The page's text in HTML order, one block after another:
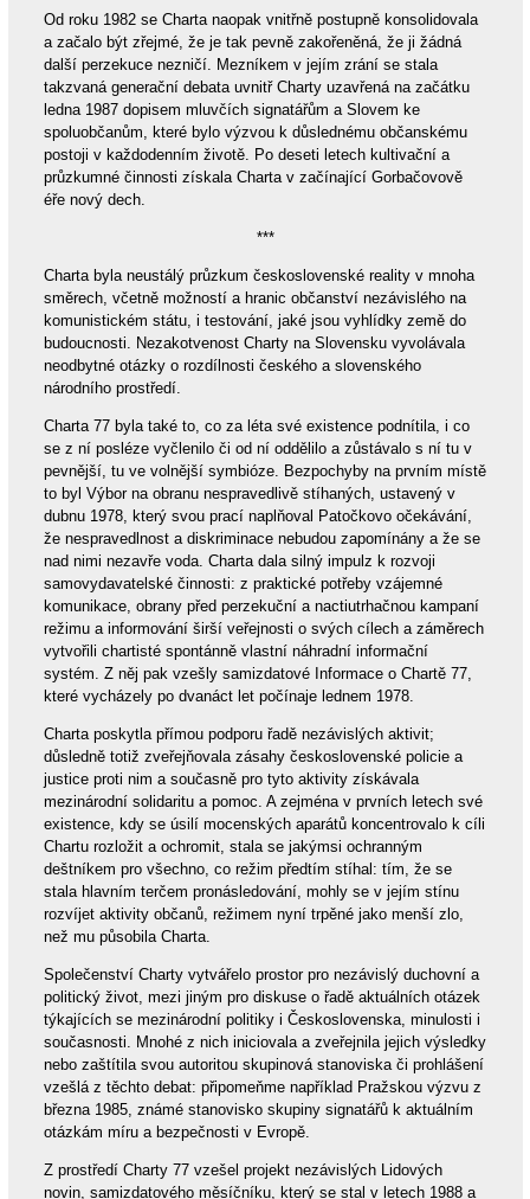
Od roku 1982 se Charta naopak vnitřně postupně konsolidovala
a začalo být zřejmé, že je tak pevně zakořeněná, že ji žádná
další perzekuce nezničí. Mezníkem v jejím zrání se stala
takzvaná generační debata uvnitř Charty uzavřená na začátku
ledna 1987 dopisem mluvčích signatářům a Slovem ke
spoluobčanům, které bylo výzvou k důslednému občanskému
postoji v každodenním životě. Po deseti letech kultivační a
průzkumné činnosti získala Charta v začínající Gorbačovově
éře nový dech.
***
Charta byla neustálý průzkum československé reality v mnoha
směrech, včetně možností a hranic občanství nezávislého na
komunistickém státu, i testování, jaké jsou vyhlídky země do
budoucnosti. Nezakotvenost Charty na Slovensku vyvolávala
neodbytné otázky o rozdílnosti českého a slovenského
národního prostředí.
Charta 77 byla také to, co za léta své existence podnítila, i co
se z ní posléze vyčlenilo či od ní oddělilo a zůstávalo s ní tu v
pevnější, tu ve volnější symbióze. Bezpochyby na prvním místě
to byl Výbor na obranu nespravedlivě stíhaných, ustavený v
dubnu 1978, který svou prací naplňoval Patočkovo očekávání,
že nespravedlnost a diskriminace nebudou zapomínány a že se
nad nimi nezavře voda. Charta dala silný impulz k rozvoji
samovydavatelské činnosti: z praktické potřeby vzájemné
komunikace, obrany před perzekuční a nactiutrhačnou kampaní
režimu a informování širší veřejnosti o svých cílech a záměrech
vytvořili chartisté spontánně vlastní náhradní informační
systém. Z něj pak vzešly samizdatové Informace o Chartě 77,
které vycházely po dvanáct let počínaje lednem 1978.
Charta poskytla přímou podporu řadě nezávislých aktivit;
důsledně totiž zveřejňovala zásahy československé policie a
justice proti nim a současně pro tyto aktivity získávala
mezinárodní solidaritu a pomoc. A zejména v prvních letech své
existence, kdy se úsilí mocenských aparátů koncentrovalo k cíli
Chartu rozložit a ochromit, stala se jakýmsi ochranným
deštníkem pro všechno, co režim předtím stíhal: tím, že se
stala hlavním terčem pronásledování, mohly se v jejím stínu
rozvíjet aktivity občanů, režimem nyní trpěné jako menší zlo,
než mu působila Charta.
Společenství Charty vytvářelo prostor pro nezávislý duchovní a
politický život, mezi jiným pro diskuse o řadě aktuálních otázek
týkajících se mezinárodní politiky i Československa, minulosti i
současnosti. Mnohé z nich iniciovala a zveřejnila jejich výsledky
nebo zaštítila svou autoritou skupinová stanoviska či prohlášení
vzešlá z těchto debat: připomeňme například Pražskou výzvu z
března 1985, známé stanovisko skupiny signatářů k aktuálním
otázkám míru a bezpečnosti v Evropě.
Z prostředí Charty 77 vzešel projekt nezávislých Lidových
novin, samizdatového měsíčníku, který se stal v letech 1988 a